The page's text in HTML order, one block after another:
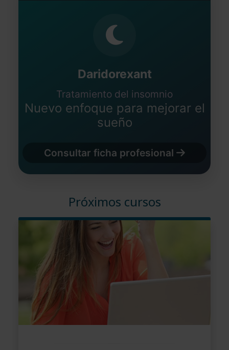
Daridorexant
Tratamiento del insomnio
Nuevo enfoque para mejorar el
sueño
Consultar ficha profesional
Próximos cursos